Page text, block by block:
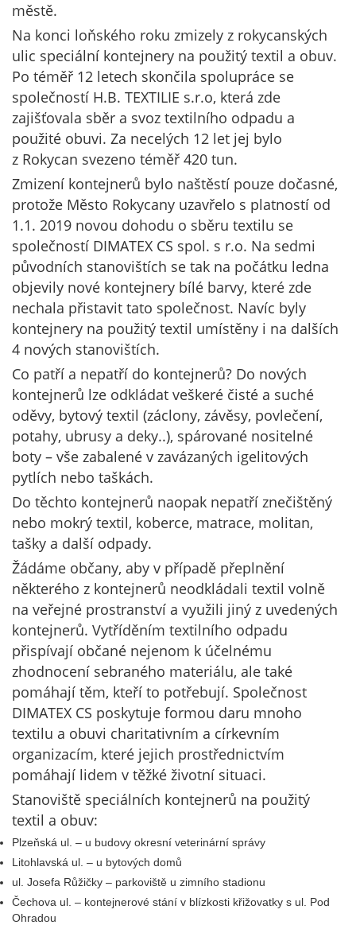
městě.
Na konci loňského roku zmizely z rokycanských
ulic speciální kontejnery na použitý textil a obuv.
Po téměř 12 letech skončila spolupráce se
společností H.B. TEXTILIE s.r.o, která zde
zajišťovala sběr a svoz textilního odpadu a
použité obuvi. Za necelých 12 let jej bylo
z Rokycan svezeno téměř 420 tun.
Zmizení kontejnerů bylo naštěstí pouze dočasné,
protože Město Rokycany uzavřelo s platností od
1.1. 2019 novou dohodu o sběru textilu se
společností DIMATEX CS spol. s r.o. Na sedmi
původních stanovištích se tak na počátku ledna
objevily nové kontejnery bílé barvy, které zde
nechala přistavit tato společnost. Navíc byly
kontejnery na použitý textil umístěny i na dalších
4 nových stanovištích.
Co patří a nepatří do kontejnerů? Do nových
kontejnerů lze odkládat veškeré čisté a suché
oděvy, bytový textil (záclony, závěsy, povlečení,
potahy, ubrusy a deky..), spárované nositelné
boty – vše zabalené v zavázaných igelitových
pytlích nebo taškách.
Do těchto kontejnerů naopak nepatří znečištěný
nebo mokrý textil, koberce, matrace, molitan,
tašky a další odpady.
Žádáme občany, aby v případě přeplnění
některého z kontejnerů neodkládali textil volně
na veřejné prostranství a využili jiný z uvedených
kontejnerů. Vytříděním textilního odpadu
přispívají občané nejenom k účelnému
zhodnocení sebraného materiálu, ale také
pomáhají těm, kteří to potřebují. Společnost
DIMATEX CS poskytuje formou daru mnoho
textilu a obuvi charitativním a církevním
organizacím, které jejich prostřednictvím
pomáhají lidem v těžké životní situaci.
Stanoviště speciálních kontejnerů na použitý
textil a obuv:
Plzeňská ul. – u budovy okresní veterinární správy
Litohlavská ul. – u bytových domů
ul. Josefa Růžičky – parkoviště u zimního stadionu
Čechova ul. – kontejnerové stání v blízkosti křižovatky s ul. Pod
Ohradou